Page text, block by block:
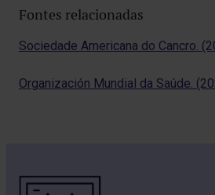
Fontes relacionadas
Sociedade Americana do Cancro.
Organización Mundial da Saúde.